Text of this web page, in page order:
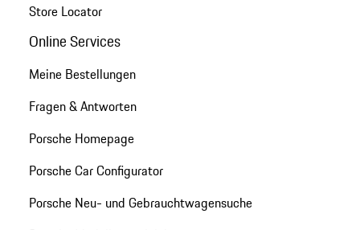
Store Locator
Online Services
Meine Bestellungen
Fragen & Antworten
Porsche Homepage
Porsche Car Configurator
Porsche Neu- und Gebrauchtwagensuche